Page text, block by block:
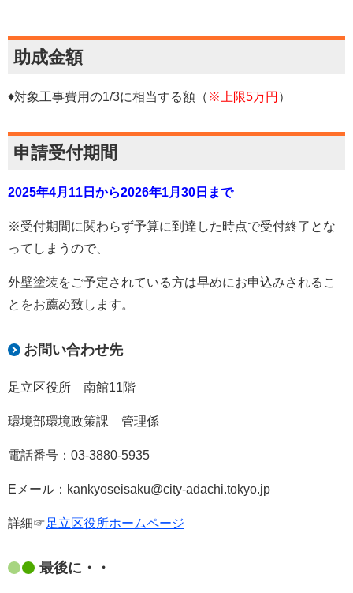
助成金額
♦対象工事費用の1/3に相当する額（ ※上限5万円 ）
申請受付期間
2025年4月11日から2026年1月30日まで
※受付期間に関わらず予算に到達した時点で受付終了とな
ってしまうので、
外壁塗装をご予定されている方は早めにお申込みされるこ
とをお薦め致します。
お問い合わせ先
足立区役所 南館11階
環境部環境政策課 管理係
電話番号：03-3880-5935
Eメール：kankyoseisaku@city-adachi.tokyo.jp
詳細☞足立区役所ホームページ
最後に・・